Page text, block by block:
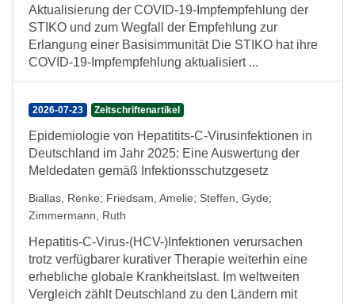
Aktualisierung der COVID-19-Impfempfehlung der
STIKO und zum Wegfall der Empfehlung zur
Erlangung einer Basisimmunität Die STIKO hat ihre
COVID-19-Impfempfehlung aktualisiert ...
2026-07-23 Zeitschriftenartikel
Epidemiologie von Hepatitits-C-Virusinfektionen in
Deutschland im Jahr 2025: Eine Auswertung der
Meldedaten gemäß Infektionsschutzgesetz
Biallas, Renke; Friedsam, Amelie; Steffen, Gyde;
Zimmermann, Ruth
Hepatitis-C-Virus-(HCV-)Infektionen verursachen
trotz verfügbarer kurativer Therapie weiterhin eine
erhebliche globale Krankheitslast. Im weltweiten
Vergleich zählt Deutschland zu den Ländern mit